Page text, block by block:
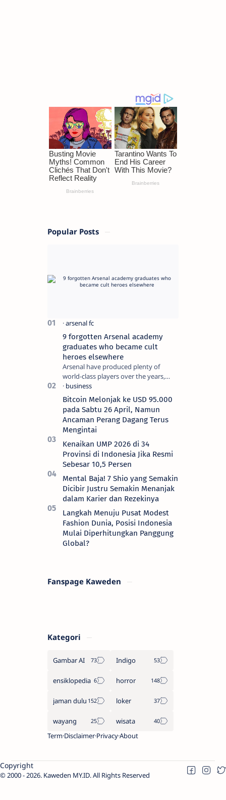
Popular Posts
9 forgotten Arsenal academy
graduates who became cult
heroes elsewhere
Arsenal have produced plenty of
world-class players over the years,
although not all of them make the
grade at the Emirates. For every Tony
Ada…
Bitcoin Melonjak ke USD 95.000
pada Sabtu 26 April, Namun
Ancaman Perang Dagang Terus
Mengintai
Kenaikan UMP 2026 di 34
Provinsi di Indonesia Jika Resmi
Sebesar 10,5 Persen
Mental Baja! 7 Shio yang Semakin
Dicibir Justru Semakin Menanjak
dalam Karier dan Rezekinya
Langkah Menuju Pusat Modest
Fashion Dunia, Posisi Indonesia
Mulai Diperhitungkan Panggung
Global?
Fanspage Kaweden
Kategori
Gambar AI Indigo
ensiklopedia horror
jaman dulu loker
wayang
wisata
Term Disclaimer PrivacyAbout
Copyright
2000 -2026. Kaweden MY.ID. All Rights Reserved